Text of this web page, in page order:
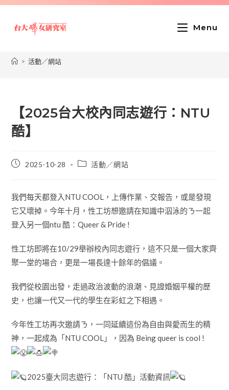
Menu
> 活動／網站
【2025台大校內同志遊行：NTU
酷】
2025-10-28 活動／網站
我們每天都登入NTU COOL，上傳作業、交報告，或是發現
它又壞掉。今年十月，性工坊想邀請在知識中泅泳的ㄋ一起
登入另一個ntu 酷：Queer & Pride !
性工坊即將在10/29舉辦校內同志遊行，這不只是一個大家齊
聚一堂的場合，更是一場長達十餘年的倡議。
我們從校園出發，走過政治波動的浪潮、見證婚姻平權的歷
史，也讓一代又一代的學生在彩虹之下相遇。
今年性工坊再次邀請ㄋ，一同延續這份為自由與愛而生的精
神，一起成為「NTU COOL」，因為 Being queer is cool !
2025臺大同志遊行：「NTU 酷」活動資訊